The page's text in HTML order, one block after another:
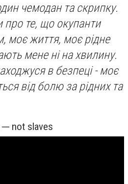
чемодан та скрипку.
те, що окупанти
моє життя, моє рідне
мене ні на хвилину.
в безпеці - моє
від болю за рідних та
─ not slaves